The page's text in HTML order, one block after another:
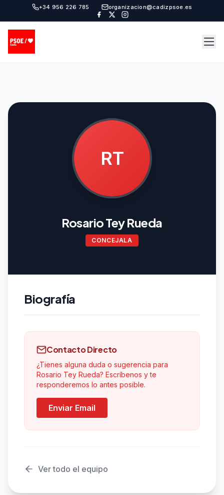
+34 956 226 785 organizacion@cadizpsoe.es
RT
Rosario Tey Rueda
CONCEJALA
Biografía
Contacto Directo
¿Tienes alguna duda o sugerencia para
Rosario Tey Rueda? Escríbenos y te
responderemos lo antes posible.
Enviar Email
Ver todo el equipo